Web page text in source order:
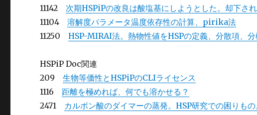
11142 次期HSPiPの改良は酸塩基にしようとした。却下され
11104溶解度パラメータ温度依存性の計算、pirika法
11250HSP-MIRAI法。熱物性値をHSPの定義、分散項、
HSPiP Doc関連
209生物等価性とHSPiPのCLIライセンス
1116 距離を極めれば、何でも溶かせる？
2471 カルボン酸のダイマーの蒸発。HSP研究での困りもの